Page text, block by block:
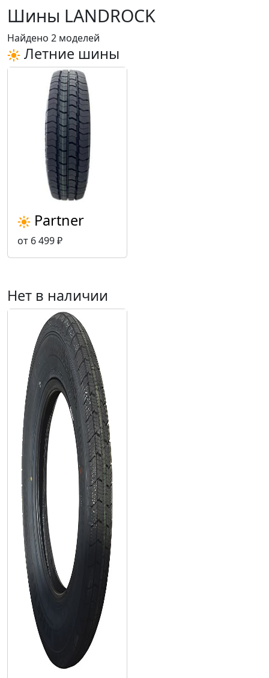
Шины LANDROCK
Найдено 2 моделей
Летние шины
Partner
от 6 499 ₽
Нет в наличии